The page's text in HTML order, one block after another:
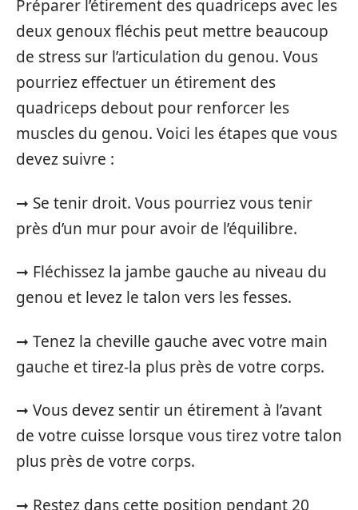
Préparer l’étirement des quadriceps avec les
deux genoux fléchis peut mettre beaucoup
de stress sur l’articulation du genou. Vous
pourriez effectuer un étirement des
quadriceps debout pour renforcer les
muscles du genou. Voici les étapes que vous
devez suivre :
➞ Se tenir droit. Vous pourriez vous tenir
près d’un mur pour avoir de l’équilibre.
➞ Fléchissez la jambe gauche au niveau du
genou et levez le talon vers les fesses.
➞ Tenez la cheville gauche avec votre main
gauche et tirez-la plus près de votre corps.
➞ Vous devez sentir un étirement à l’avant
de votre cuisse lorsque vous tirez votre talon
plus près de votre corps.
➞ Restez dans cette position pendant 20